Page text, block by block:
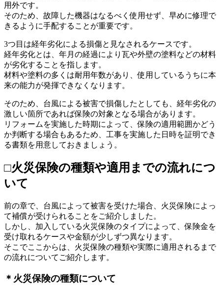
用外です。
そのため、故障した機器はなるべく使用せず、早めに修理で
きるように手配することが重要です。
3つ目は経年劣化による損傷と見なされるケースです。
経年劣化とは、年月の経過により瓦や外壁の塗料などの材料
が劣化することを指します。
材料や塗料の多くは耐用年数があり、使用しているうちに本
来の能力が発揮できなくなります。
そのため、台風による被害で損傷したとしても、経年劣化の
激しい箇所であれば保険の対象となる場合があります。
リフォームを実施した時期によって、保険の適用範囲かどう
か判断する場合もあるため、工事を実施した日時を証明でき
る書類を用意しておきましょう。
□火災保険の種類や適用までの流れにつ
いて
前の章で、台風によって被害を受けた場合、火災保険によっ
て補償が受けられることをご紹介しました。
しかし、加入している火災保険のタイプによって、保険金を
受け取れるケースや金額が少しずつ異なります。
そこでここからは、火災保険の種類や実際に適用されるまで
の流れについてご紹介します。
＊火災保険の種類について